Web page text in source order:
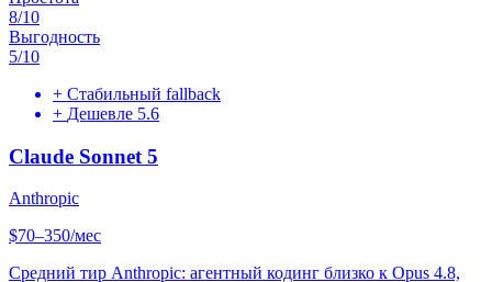
8/10
Выгодность
5/10
+ Стабильный fallback
+ Дешевле 5.6
Claude Sonnet 5
Anthropic
$70–350/мес
Средний тир Anthropic: агентный кодинг близко к Opus 4.8,